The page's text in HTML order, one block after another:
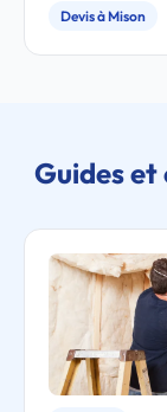
Devis à Mison
Guides